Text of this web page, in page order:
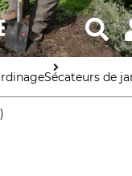
Sécateurs de